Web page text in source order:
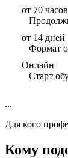
от 70 часов
от 14 дней
Формат
Онлайн
Старт
...
Для кого
Кому